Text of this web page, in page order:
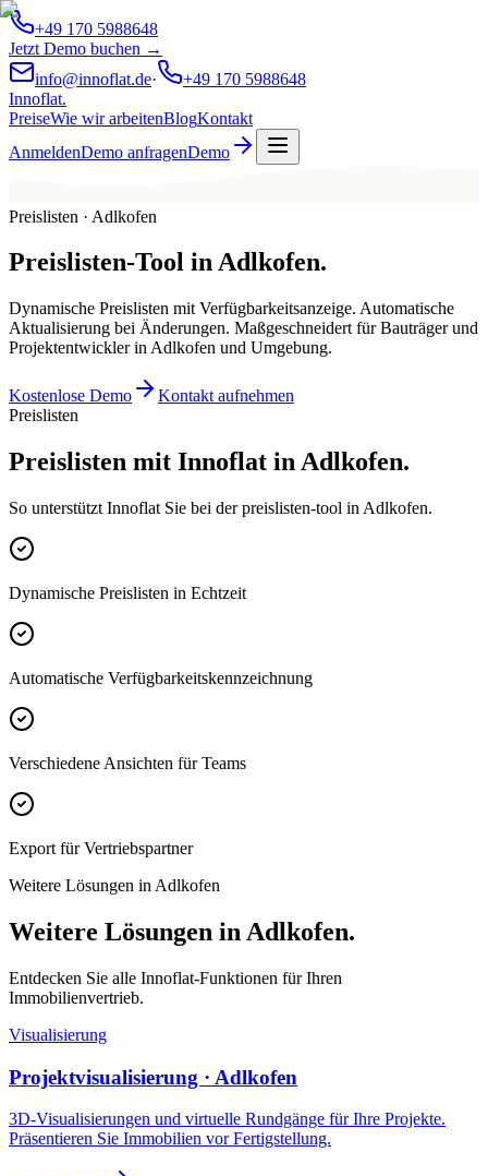
+49 170 5988648
Jetzt Demo buchen →
info@innoflat.de·
+49 170 5988648
Innoflat.
PreiseWie wir arbeitenBlogKontakt
AnmeldenDemo anfragenDemo
Preislisten · Adlkofen
Preislisten-Tool inAdlkofen.
Dynamische Preislisten mit Verfügbarkeitsanzeige. Automatische
Aktualisierung bei Änderungen. Maßgeschneidert für Bauträger und
Projektentwickler in Adlkofen und Umgebung.
Kostenlose Demo
Kontakt aufnehmen
Preislisten
Preislisten mit Innoflat in Adlkofen.
So unterstützt Innoflat Sie bei der preislisten-tool in Adlkofen.
Dynamische Preislisten in Echtzeit
Automatische Verfügbarkeitskennzeichnung
Verschiedene Ansichten für Teams
Export für Vertriebspartner
Weitere Lösungen in Adlkofen
Weitere Lösungen in Adlkofen.
Entdecken Sie alle Innoflat-Funktionen für Ihren
Immobilienvertrieb.
Visualisierung
Projektvisualisierung · Adlkofen
3D-Visualisierungen und virtuelle Rundgänge für Ihre Projekte.
Präsentieren Sie Immobilien vor Fertigstellung.